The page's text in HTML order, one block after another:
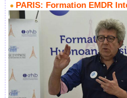
PARIS: Formation EMDR